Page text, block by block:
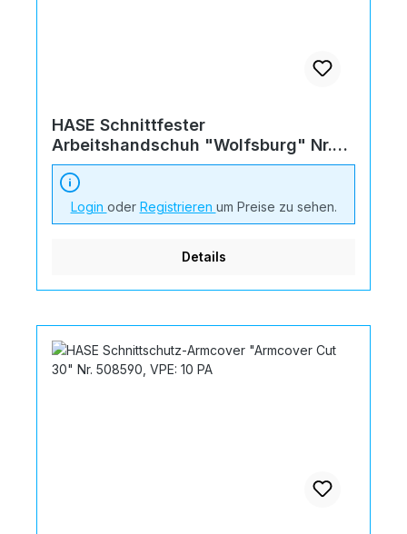
HASE Schnittfester
Arbeitshandschuh "Wolfsburg" Nr.
850100, VPE: 6 PA
Login oder Registrieren um Preise zu sehen.
Details